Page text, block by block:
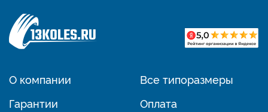
О компании
Гарантии
Все типоразмеры
Оплата